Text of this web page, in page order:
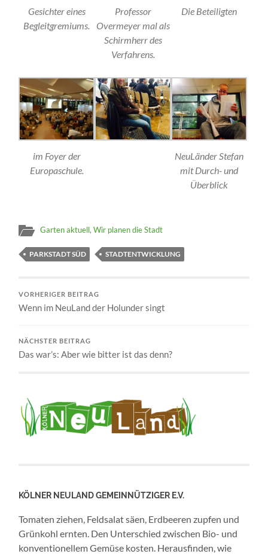
Gesichter eines
Begleitgremiums.
Professor
Overmeyer mal als
Schirmherr des
Verfahrens.
Die Beteiligten
im Foyer der
Europaschule.
NeuLänder Stefan
mit Durch- und
Überblick
Garten aktuell,Wir planen die Stadt
PARKSTADT SÜD STADTENTWICKLUNG
VORHERIGER BEITRAG
Wenn im NeuLand der Holunder singt
NÄCHSTER BEITRAG
Das war’s: Aber wie bitter ist das denn?
KÖLNER NEULAND GEMEINNÜTZIGER E.V.
Tomaten ziehen, Feldsalat säen, Erdbeeren zupfen und
Grünkohl ernten. Den Unterschied zwischen Bio- und
konventionellem Gemüse kosten. Herausfinden, wie